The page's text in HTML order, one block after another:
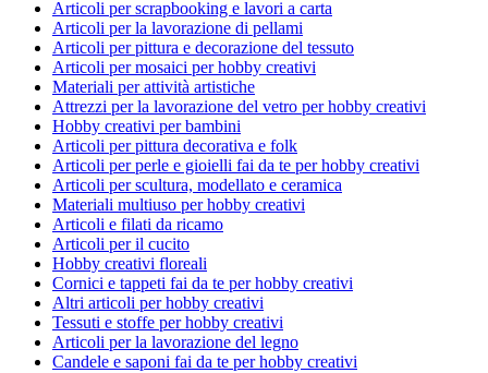
Articoli per scrapbooking e lavori a carta
Articoli per la lavorazione di pellami
Articoli per pittura e decorazione del tessuto
Articoli per mosaici per hobby creativi
Materiali per attività artistiche
Attrezzi per la lavorazione del vetro per hobby creativi
Hobby creativi per bambini
Articoli per pittura decorativa e folk
Articoli per perle e gioielli fai da te per hobby creativi
Articoli per scultura, modellato e ceramica
Materiali multiuso per hobby creativi
Articoli e filati da ricamo
Articoli per il cucito
Hobby creativi floreali
Cornici e tappeti fai da te per hobby creativi
Altri articoli per hobby creativi
Tessuti e stoffe per hobby creativi
Articoli per la lavorazione del legno
Candele e saponi fai da te per hobby creativi